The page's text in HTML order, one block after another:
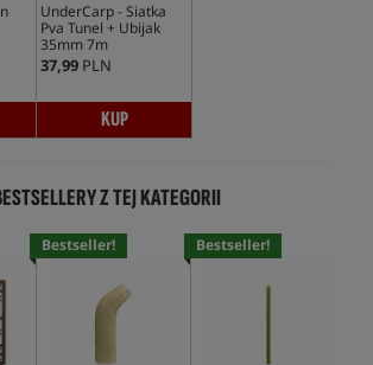
UnderCarp - Siatka
Pva Tunel + Ubijak
35mm 7m
37,99 PLN
KUP
Z TEJ KATEGORII
Bestseller! Bestseller!